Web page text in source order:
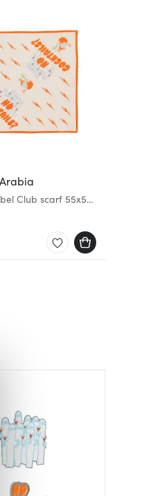
Club scarf 55x55